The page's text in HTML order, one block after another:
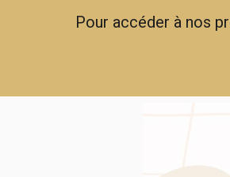
Pour accéder à nos